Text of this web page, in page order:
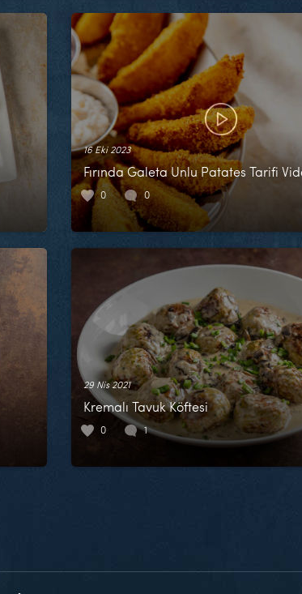
16 Eki 2023
Fırında Galeta Unlu Patates Tarifi
0 0
29 Nis 2021
Kremalı Tavuk Köftesi
0 1